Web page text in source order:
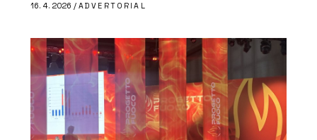
16. 4. 2026 / ADVERTORIAL